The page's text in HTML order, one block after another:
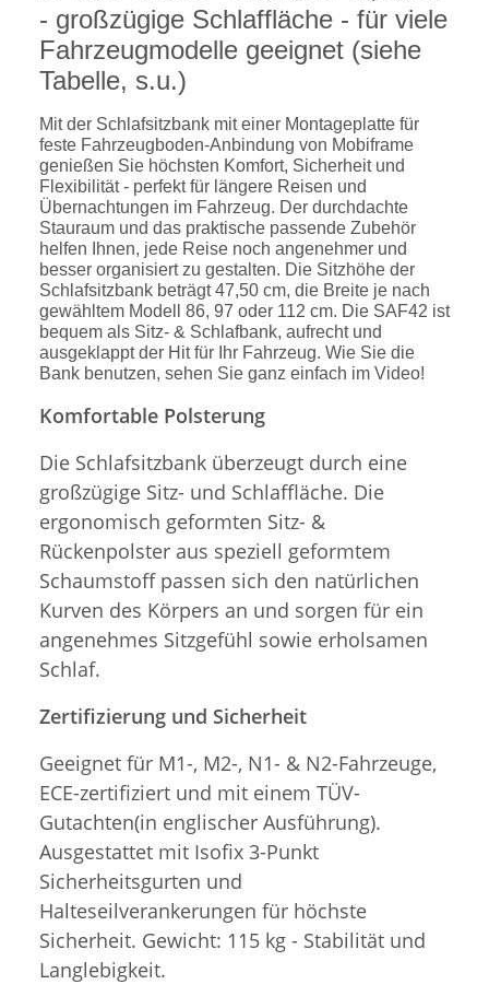
- großzügige Schlaffläche - für viele
Fahrzeugmodelle geeignet (siehe
Tabelle, s.u.)
Mit der Schlafsitzbank mit einer Montageplatte für
feste Fahrzeugboden-Anbindung von Mobiframe
genießen Sie höchsten Komfort, Sicherheit und
Flexibilität - perfekt für längere Reisen und
Übernachtungen im Fahrzeug. Der durchdachte
Stauraum und das praktische passende Zubehör
helfen Ihnen, jede Reise noch angenehmer und
besser organisiert zu gestalten. Die Sitzhöhe der
Schlafsitzbank beträgt 47,50 cm, die Breite je nach
gewähltem Modell 86, 97 oder 112 cm. Die SAF42 ist
bequem als Sitz- & Schlafbank, aufrecht und
ausgeklappt der Hit für Ihr Fahrzeug. Wie Sie die
Bank benutzen, sehen Sie ganz einfach im Video!
Komfortable Polsterung
Die Schlafsitzbank überzeugt durch eine
großzügige Sitz- und Schlaffläche. Die
ergonomisch geformten Sitz- &
Rückenpolster aus speziell geformtem
Schaumstoff passen sich den natürlichen
Kurven des Körpers an und sorgen für ein
angenehmes Sitzgefühl sowie erholsamen
Schlaf.
Zertifizierung und Sicherheit
Geeignet für M1-, M2-, N1- & N2-Fahrzeuge,
ECE-zertifiziert und mit einem TÜV-
Gutachten(in englischer Ausführung).
Ausgestattet mit Isofix 3-Punkt
Sicherheitsgurten und
Halteseilverankerungen für höchste
Sicherheit. Gewicht: 115 kg - Stabilität und
Langlebigkeit.